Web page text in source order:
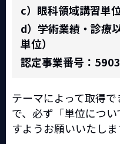
c）眼科領域講習単
d）学術業績・診療
単位）
認定事業番号：
テーマによって取得
で、必ず「単位につ
すようお願いいたしま